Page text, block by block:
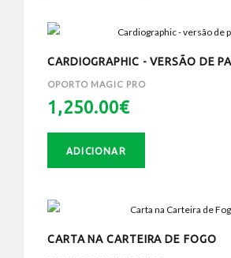
CARDIOGRAPHIC - VERSÃO DE
OPORTO MAGIC PRO
1,250.00€
ADICIONAR
CARTA NA CARTEIRA DE FOGO